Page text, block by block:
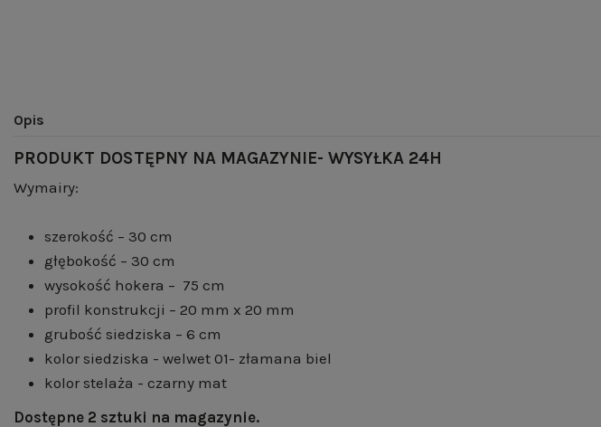
Opis
PRODUKT DOSTĘPNY NA MAGAZYNIE- WYSYŁKA 24H
Wymairy:
szerokość – 30 cm
głębokość – 30 cm
wysokość hokera – 75 cm
profil konstrukcji – 20 mm x 20 mm
grubość siedziska – 6 cm
kolor siedziska - welwet 01- złamana biel
kolor stelaża - czarny mat
Dostępne 2 sztuki na magazynie.